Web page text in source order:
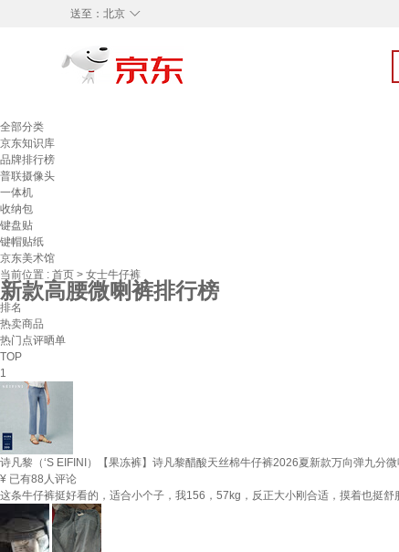
◇
送至： 北京
全部分类
京东知识库
品牌排行榜
普联摄像头
一体机
收纳包
键盘贴
键帽贴纸
京东美术馆
当前位置 : 首页 > 女士牛仔裤
新款高腰微喇裤排行榜
排名
热卖商品
热门点评晒单
TOP
1
诗凡黎（‘S EIFINI）【果冻裤】诗凡黎醋酸天丝棉牛仔裤2026夏新款万向弹九分
¥ 已有88人评论
这条牛仔裤挺好看的，适合小个子，我156，57kg，反正大小刚合适，摸着也挺